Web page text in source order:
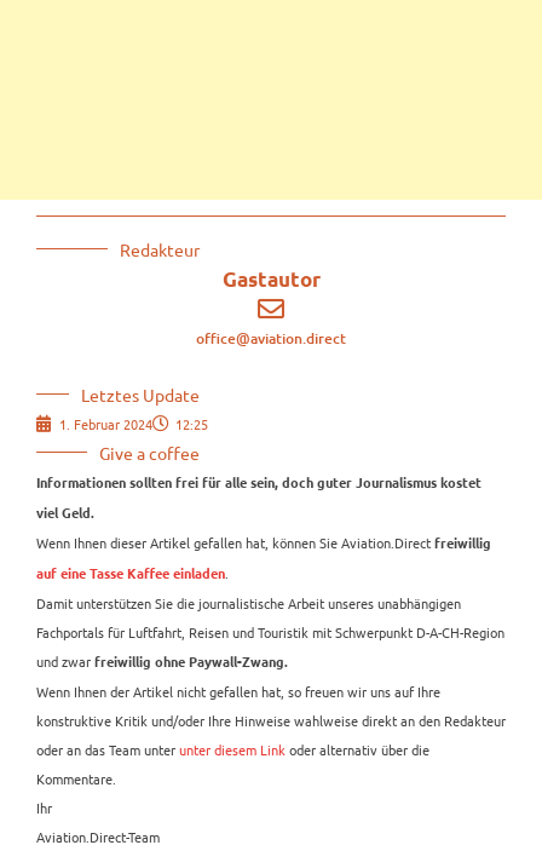
Redakteur
Gastautor
office@aviation.direct
Letztes Update
1. Februar 2024 12:25
Give a coffee
Informationen sollten frei für alle sein, doch guter Journalismus kostet
viel Geld.
Wenn Ihnen dieser Artikel gefallen hat, können Sie Aviation.Direct freiwillig
auf eine Tasse Kaffee einladen
Damit unterstützen Sie die journalistische Arbeit unseres unabhängigen
Fachportals für Luftfahrt, Reisen und Touristik mit Schwerpunkt D-A-CH-Region
und zwar freiwillig ohne Paywall-Zwang.
Wenn Ihnen der Artikel nicht gefallen hat, so freuen wir uns auf Ihre
konstruktive Kritik und/oder Ihre Hinweise wahlweise direkt an den Redakteur
oder an das Team unterunter diesem Link oder alternativ über die
Kommentare.
Ihr
Aviation.Direct-Team